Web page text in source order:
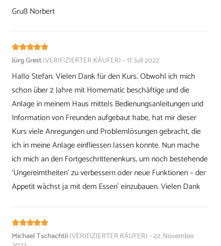
Gruß Norbert
Bewertet mit5von 5
Jürg Grest(VERIFIZIERTER KÄUFER)–17. Juli 2022
Hallo Stefan. Vielen Dank für den Kurs. Obwohl ich mich
schon über 2 Jahre mit Homematic beschäftige und die
Anlage in meinem Haus mittels Bedienungsanleitungen und
Information von Freunden aufgebaut habe, hat mir dieser
Kurs viele Anregungen und Problemlösungen gebracht, die
ich in meine Anlage einfliessen lassen konnte. Nun mache
ich mich an den Fortgeschrittenenkurs, um noch bestehende
‘Ungereimtheiten’ zu verbessern oder neue Funktionen – der
Appetit wächst ja mit dem Essen’ einzubauen. Vielen Dank
Bewertet mit 5von 5
Michael Tschachtli(VERIFIZIERTER KÄUFER)–22. November